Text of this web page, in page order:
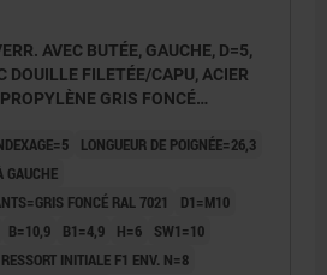
AVEC BUTÉE, GAUCHE, D=5,
DOUILLE FILETÉE/CAPU, ACIER
GRIS FONCÉ
LONGUEUR DE POIGNÉE=26,3
GAUCHE
FONCÉ RAL 7021
D1=M10
B=10,9 B1=4,9 H=6
SW1=10
INITIALE F1 ENV. N=8